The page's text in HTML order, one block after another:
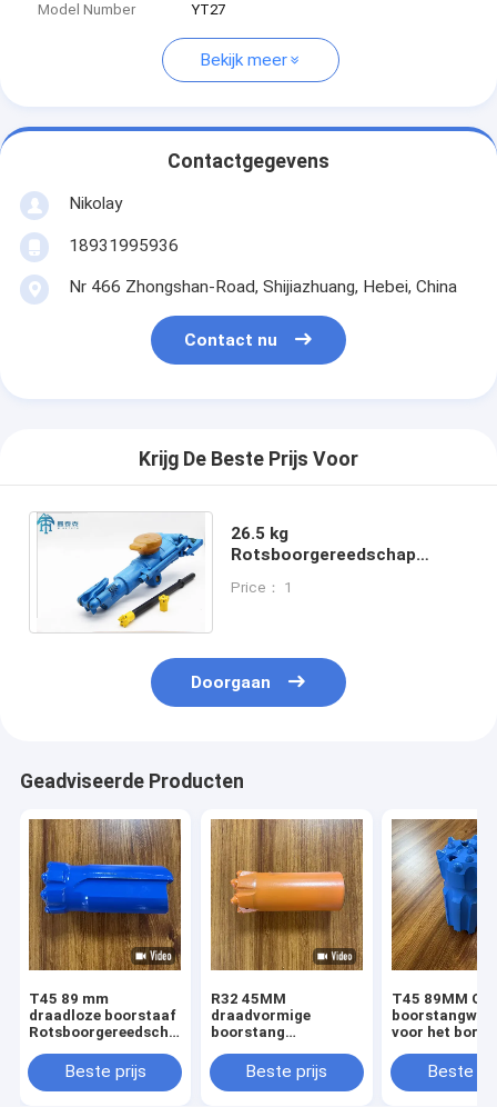
Model Number YT27
Bekijk meer
Contactgegevens
Nikolay
18931995936
Nr 466 Zhongshan-Road, Shijiazhuang, Hebei, China
Contact nu
Krijg De Beste Prijs Voor
26.5 kg
Rotsboorgereedschap
Boorgat 26-48mm Model
Price： 1
Doorgaan
Geadviseerde Producten
T45 89 mm
draadloze boorstaaf
Rotsboorgereedschap
Beste prijs
R32 45MM
draadvormige
boorstang
voor het boren van
hellingen op
Beste prijs
T45 89MM
voor het boren
van snelwegen
Beste